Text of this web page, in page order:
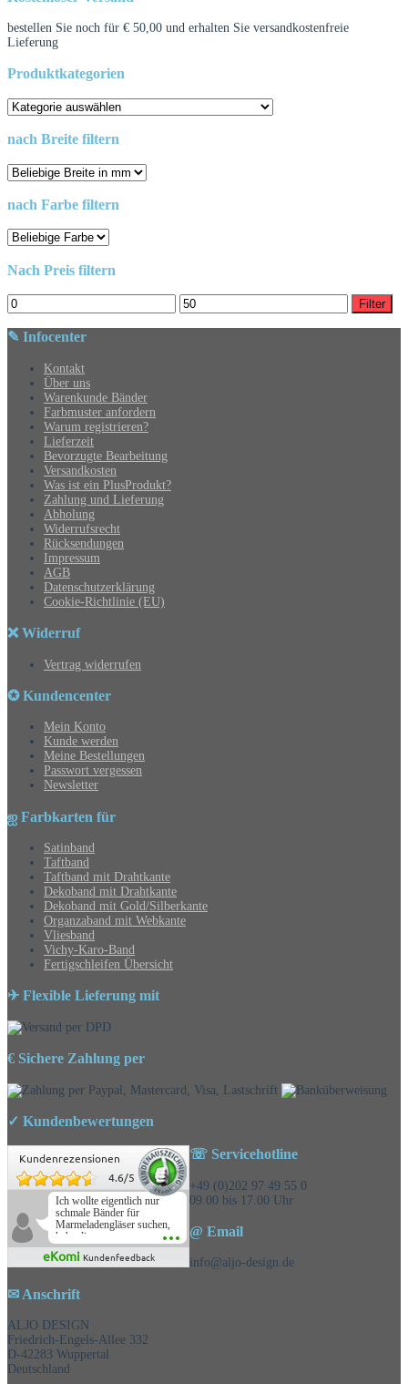
bestellen Sie noch für € 50,00 und erhalten Sie versandkostenfreie
Lieferung
Produktkategorien
nach Breite filtern
nach Farbe filtern
Nach Preis filtern
Min.
Preis
Max.
Preis
Filter
✎ Infocenter
Kontakt
Über uns
Warenkunde Bänder
Farbmuster anfordern
Warum registrieren?
Lieferzeit
Bevorzugte Bearbeitung
Versandkosten
Was ist ein PlusProdukt?
Zahlung und Lieferung
Abholung
Widerrufsrecht
Rücksendungen
Impressum
AGB
Datenschutzerklärung
Cookie-Richtlinie (EU)
❌ Widerruf
Vertrag widerrufen
✪ Kundencenter
Mein Konto
Kunde werden
Meine Bestellungen
Passwort vergessen
Newsletter
ஐ Farbkarten für
Satinband
Taftband
Taftband mit Drahtkante
Dekoband mit Drahtkante
Dekoband mit Gold/Silberkante
Organzaband mit Webkante
Vliesband
Vichy-Karo-Band
Fertigschleifen Übersicht
✈ Flexible Lieferung mit
€ Sichere Zahlung per
✓ Kundenbewertungen
Kundenrezensionen
4.6/5
Ich wollte eigentlich nur
schmale Bänder für
Marmeladengläser suchen,
habe die
Überraschungsbänder
mitbestellt und war positiv
eKomi Kundenfeedback
☏ Servicehotline
+49 (0)202 97 49 55 0
09.00 bis 17.00 Uhr
@ Email
info@aljo-design.de
✉ Anschrift
ALJO DESIGN
Friedrich-Engels-Allee 332
D-42283 Wuppertal
Deutschland